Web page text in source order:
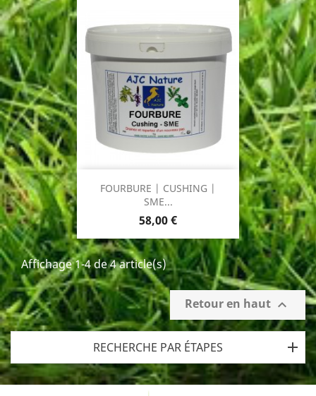
FOURBURE | CUSHING |
SME...
Prix
58,00 €
Affichage 1-4 de 4 article(s)
Retour en haut 
RECHERCHE PAR ÉTAPES